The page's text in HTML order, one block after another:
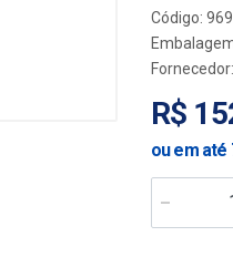
Código:
Fornecedor:
R$
ou em até